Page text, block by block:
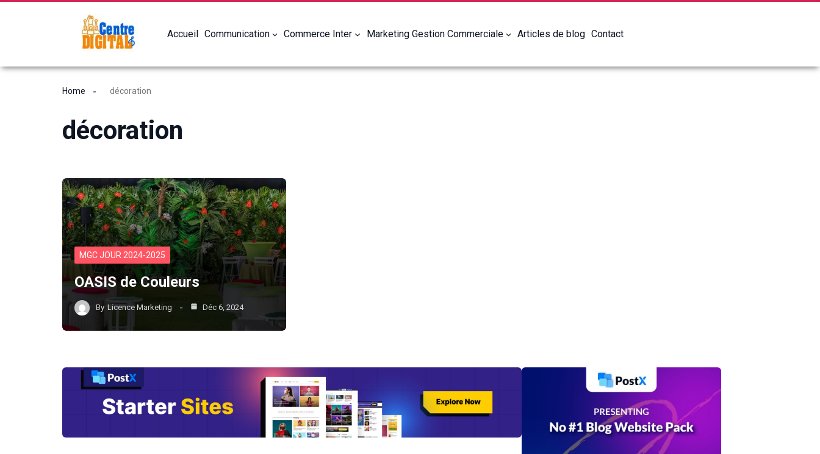
Accueil Communication Commerce Inter Marketing Gestion Commerciale Articles de blog Contact
Home décoration
décoration
MGC JOUR 2024-2025
OASIS de Couleurs
By Licence Marketing Déc 6, 2024